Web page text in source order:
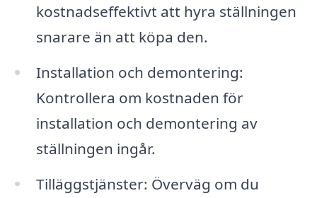
kostnadseffektivt att hyra ställningen
snarare än att köpa den.
Installation och demontering:
Kontrollera om kostnaden för
installation och demontering av
ställningen ingår.
Tilläggstjänster: Överväg om du